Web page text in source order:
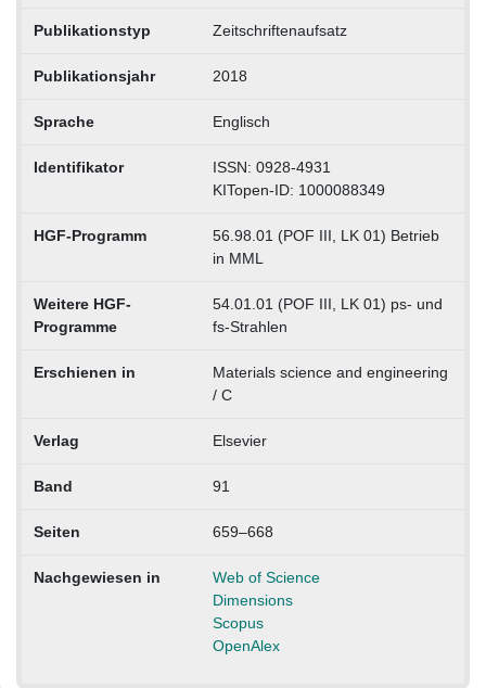
Publikationstyp Zeitschriftenaufsatz
Publikationsjahr 2018
Sprache Englisch
Identifikator
ISSN: 0928-4931
KITopen-ID: 1000088349
HGF-Programm
56.98.01 (POF III, LK 01) Betrieb
in MML
Weitere HGF-
Programme
54.01.01 (POF III, LK 01) ps- und
fs-Strahlen
Erschienen in
Materials science and engineering
/ C
Verlag Elsevier
Band 91
Seiten 659–668
Nachgewiesen in
Web of Science
Dimensions
Scopus
OpenAlex